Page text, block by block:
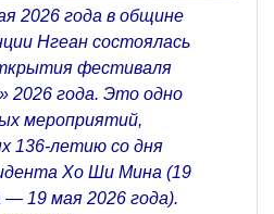
2026 года в общине
Нгеан состоялась
фестиваля
2026 года. Это одно
мероприятий,
136-летию со дня
Хо Ши Мина (19
— 19 мая 2026 года).